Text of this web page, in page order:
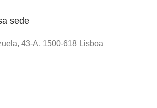
sede
43-A, 1500-618 Lisboa